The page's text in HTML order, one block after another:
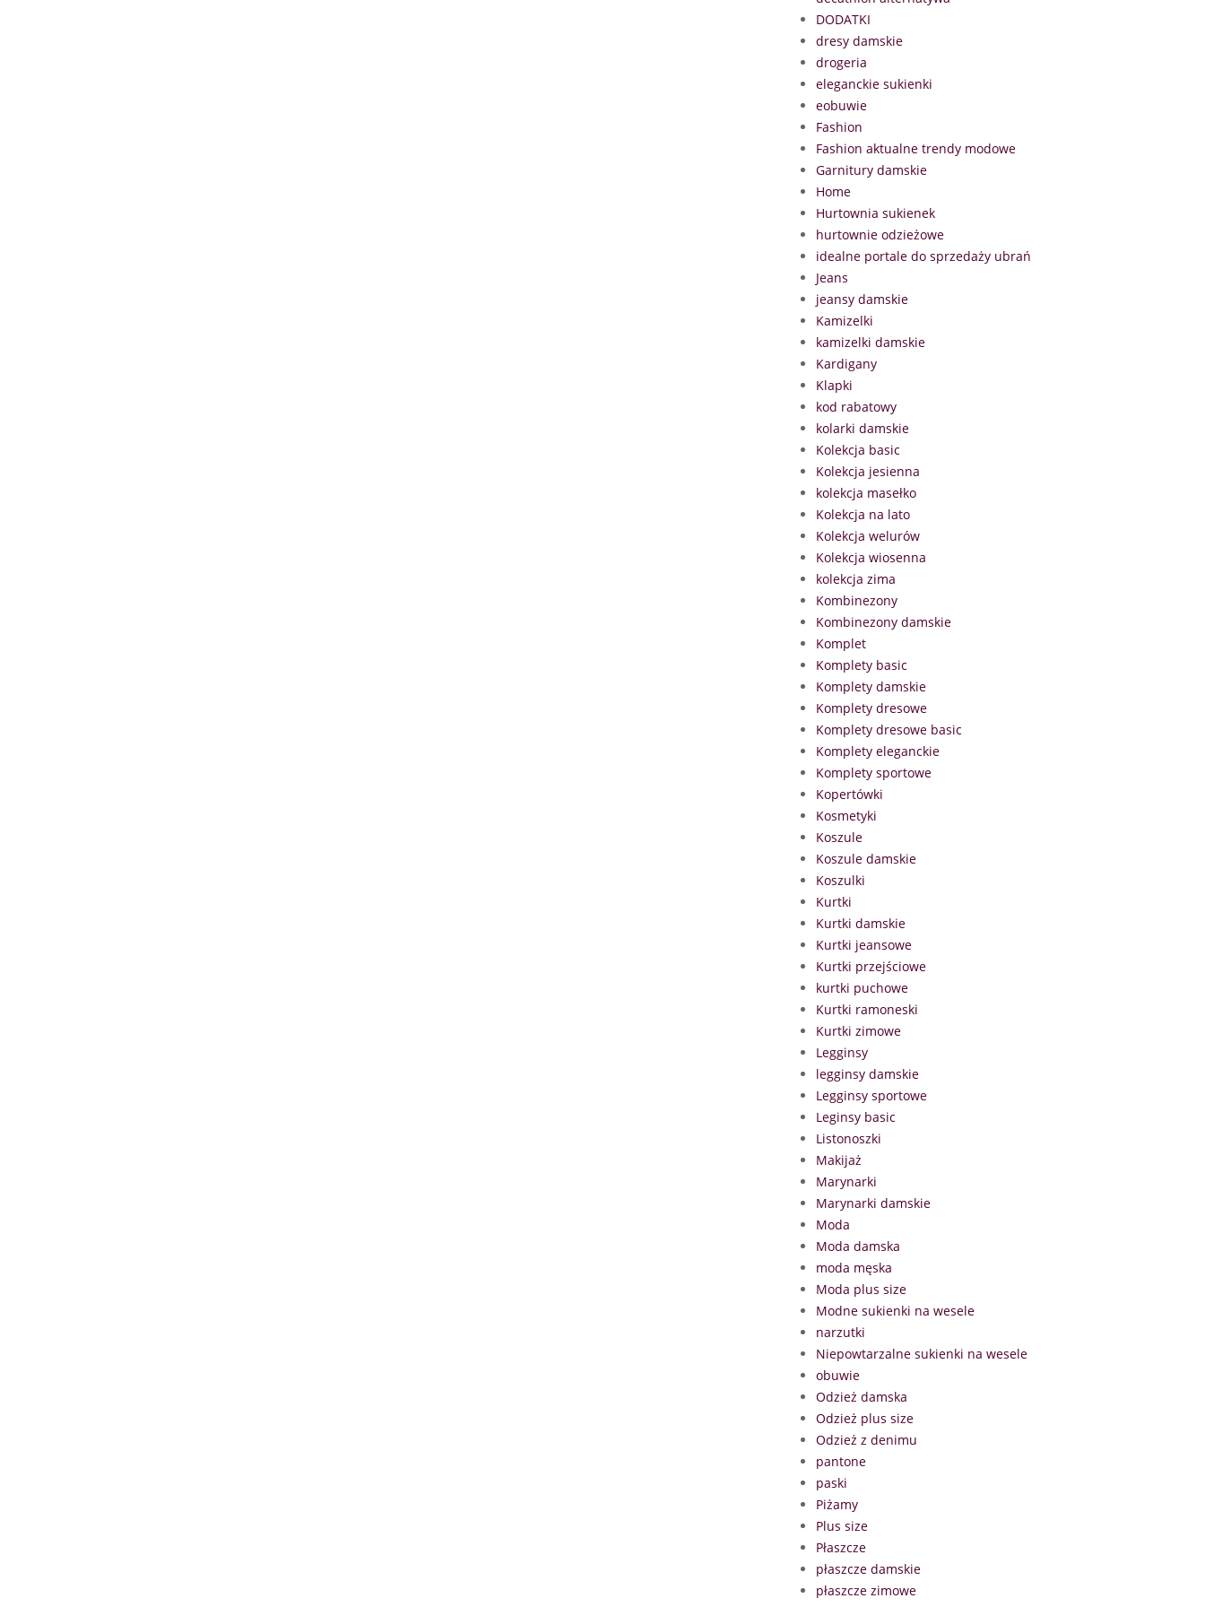
DODATKI
dresy damskie
drogeria
eleganckie sukienki
eobuwie
Fashion
Fashion aktualne trendy modowe
Garnitury damskie
Home
Hurtownia sukienek
hurtownie odzieżowe
idealne portale do sprzedaży ubrań
Jeans
jeansy damskie
Kamizelki
kamizelki damskie
Kardigany
Klapki
kod rabatowy
kolarki damskie
Kolekcja basic
Kolekcja jesienna
kolekcja masełko
Kolekcja na lato
Kolekcja welurów
Kolekcja wiosenna
kolekcja zima
Kombinezony
Kombinezony damskie
Komplet
Komplety basic
Komplety damskie
Komplety dresowe
Komplety dresowe basic
Komplety eleganckie
Komplety sportowe
Kopertówki
Kosmetyki
Koszule
Koszule damskie
Koszulki
Kurtki
Kurtki damskie
Kurtki jeansowe
Kurtki przejściowe
kurtki puchowe
Kurtki ramoneski
Kurtki zimowe
Legginsy
legginsy damskie
Legginsy sportowe
Leginsy basic
Listonoszki
Makijaż
Marynarki
Marynarki damskie
Moda
Moda damska
moda męska
Moda plus size
Modne sukienki na wesele
narzutki
Niepowtarzalne sukienki na wesele
obuwie
Odzież damska
Odzież plus size
Odzież z denimu
pantone
paski
Piżamy
Plus size
Płaszcze
płaszcze damskie
płaszcze zimowe